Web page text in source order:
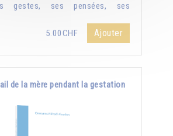
gestes, ses pensées, ses
5.00CHF
Ajouter
de la mère pendant la gestation